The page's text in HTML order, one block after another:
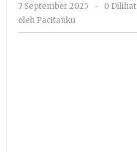
7 September 2025
oleh
-
0 Dilihat
oleh Pacitanku